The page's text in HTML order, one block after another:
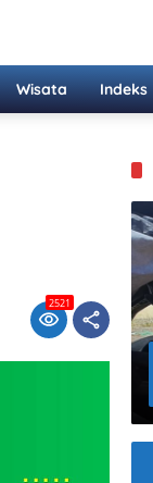
Wisata Indeks
2521